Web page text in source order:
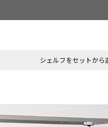
シェルフをセットから